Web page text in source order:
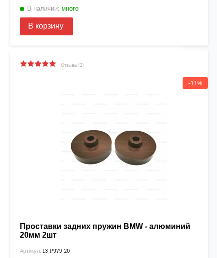
В наличии: много
В корзину
Отзывы (2)
-11%
Проставки задних пружин BMW - алюминий
20мм 2шт
Артикул: 13-P979-20